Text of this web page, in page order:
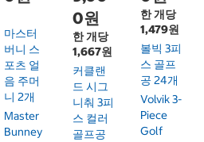
마스터
버니 스
포츠 얼
음 주머
니 2개
Master
Bunney
0원
한 개당
1,667원
커클랜
드 시그
니춰 3피
스 컬러
골프공
한 개당
1,479원
볼빅 3피
스 골프
공 24개
Volvik 3-
Piece
Golf